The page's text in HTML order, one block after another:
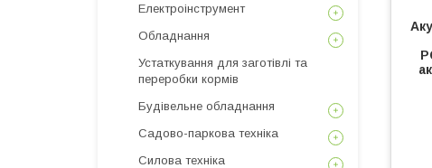
Електроінструмент
Обладнання
Устаткування для заготівлі та
переробки кормів
Будівельне обладнання
Садово-паркова техніка
Силова техніка